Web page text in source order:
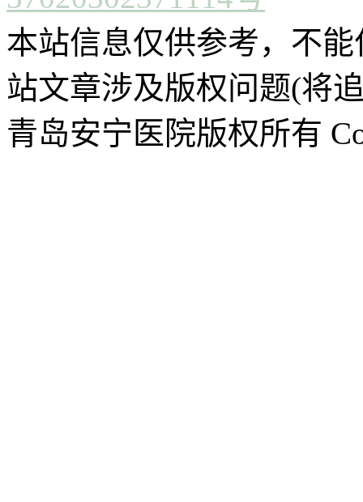
本站信息仅供参考，不
站文章涉及版权问题(将
青岛安宁医院版权所有